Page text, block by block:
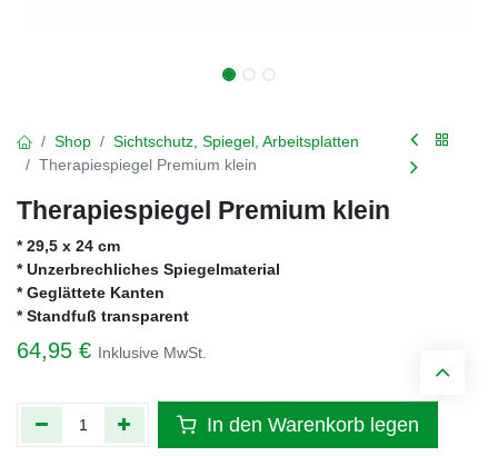
Shop
Sichtschutz, Spiegel, Arbeitsplatten
Therapiespiegel Premium klein
Therapiespiegel Premium klein
* 29,5 x 24 cm
* Unzerbrechliches Spiegelmaterial
* Geglättete Kanten
* Standfuß transparent
64,95 € Inklusive MwSt.
In den Warenkorb legen